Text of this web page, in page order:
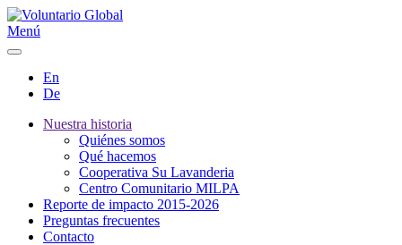
Menú
En
De
Nuestra historia
Quiénes somos
Qué hacemos
Cooperativa Su Lavanderia
Centro Comunitario MILPA
Reporte de impacto 2015-2026
Preguntas frecuentes
Contacto